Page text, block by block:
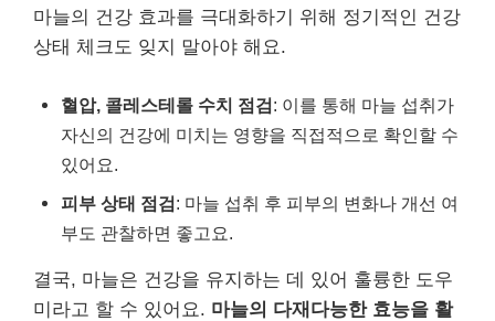
마늘의 건강 효과를 극대화하기 위해 정기적인 건강
상태 체크도 잊지 말아야 해요.
혈압, 콜레스테롤 수치 점검: 이를 통해 마늘 섭취가
자신의 건강에 미치는 영향을 직접적으로 확인할 수
있어요.
피부 상태 점검: 마늘 섭취 후 피부의 변화나 개선 여
부도 관찰하면 좋고요.
결국, 마늘은 건강을 유지하는 데 있어 훌륭한 도우
미라고 할 수 있어요. 마늘의 다재다능한 효능을 활